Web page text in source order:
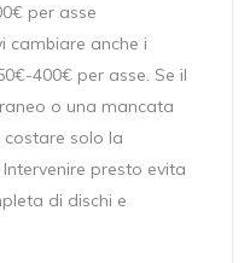
per asse
cambiare anche i
400€ per asse. Se il
o una mancata
solo la
presto evita
di dischi e